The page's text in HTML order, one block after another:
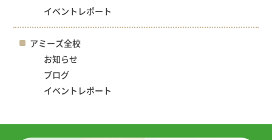
イベントレポート
アミーズ全校
お知らせ
ブログ
イベントレポート